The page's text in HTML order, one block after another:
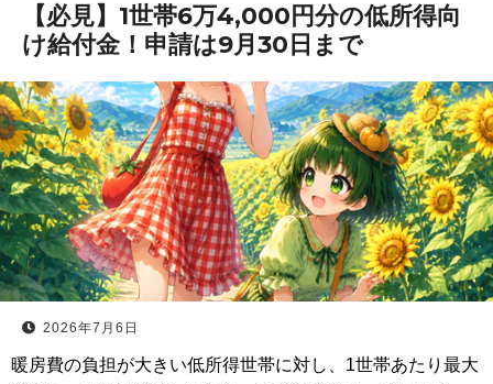
【必見】1世帯6万4,000円分の低所得向
け給付金！申請は9月30日まで
2026年7月6日
暖房費の負担が大きい低所得世帯に対し、1世帯あたり最大